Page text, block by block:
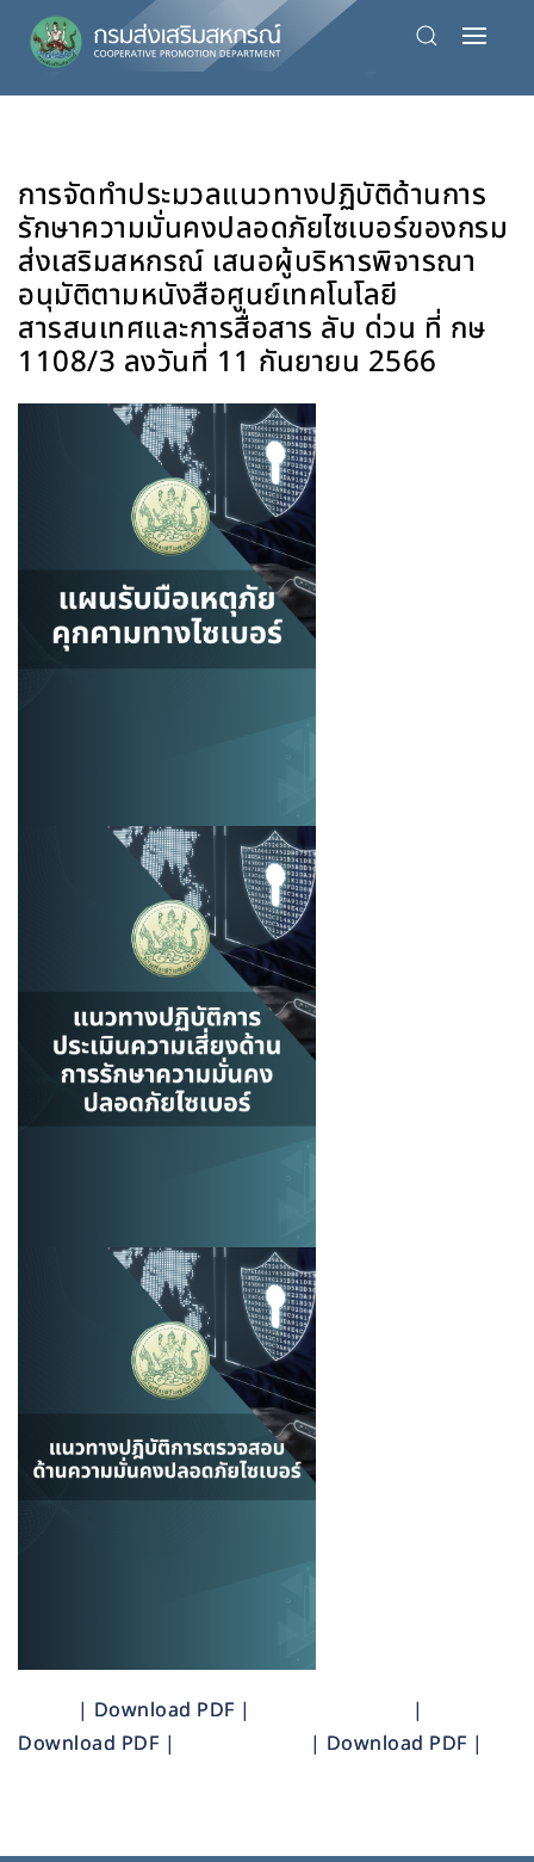
Skip
to
การจัดทำประมวลแนวทางปฏิบัติด้านการ
รักษาความมั่นคงปลอดภัยไซเบอร์ของกรม
ส่งเสริมสหกรณ์ เสนอผู้บริหารพิจารณา
อนุมัติตามหนังสือศูนย์เทคโนโลยี
สารสนเทศและการสื่อสาร ลับ ด่วน ที่ กษ
1108/3 ลงวันที่ 11 กันยายน 2566
| Download PDF |
|
Download PDF |
| Download PDF |